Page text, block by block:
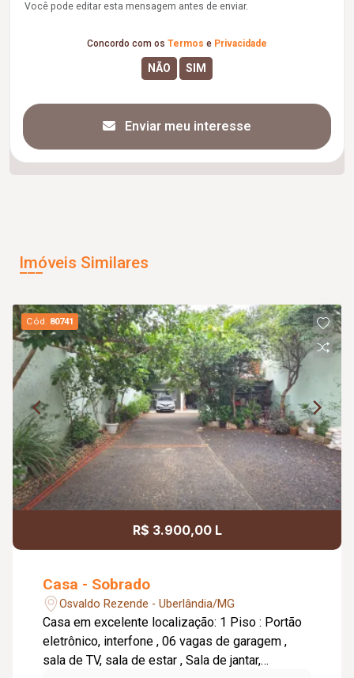
Você pode editar esta mensagem antes de enviar.
Concordo com os Termos e Privacidade
Enviar meu interesse
Imóveis Similares
Cód. 80741
R$ 3.900,00 L
Casa - Sobrado
Osvaldo Rezende - Uberlândia/MG
Casa em excelente localização: 1 Piso : Portão
eletrônico, interfone , 06 vagas de garagem ,
sala de TV, sala de estar , Sala de jantar,